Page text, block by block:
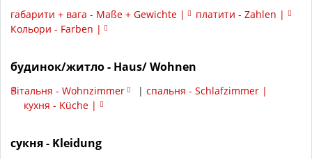
габарити + вага - Maße + Gewichte |
платити - Zahlen |
Кольори - Farben |
будинок/житло - Haus/ Wohnen
Вітальня - Wohnzimmer |спальня - Schlafzimmer |
кухня - Küche |
сукня - Kleidung